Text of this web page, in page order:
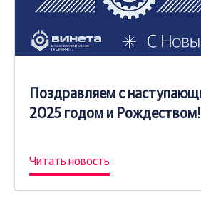
Поздравляем с
2025 годом и Рождеством!
Читать новость